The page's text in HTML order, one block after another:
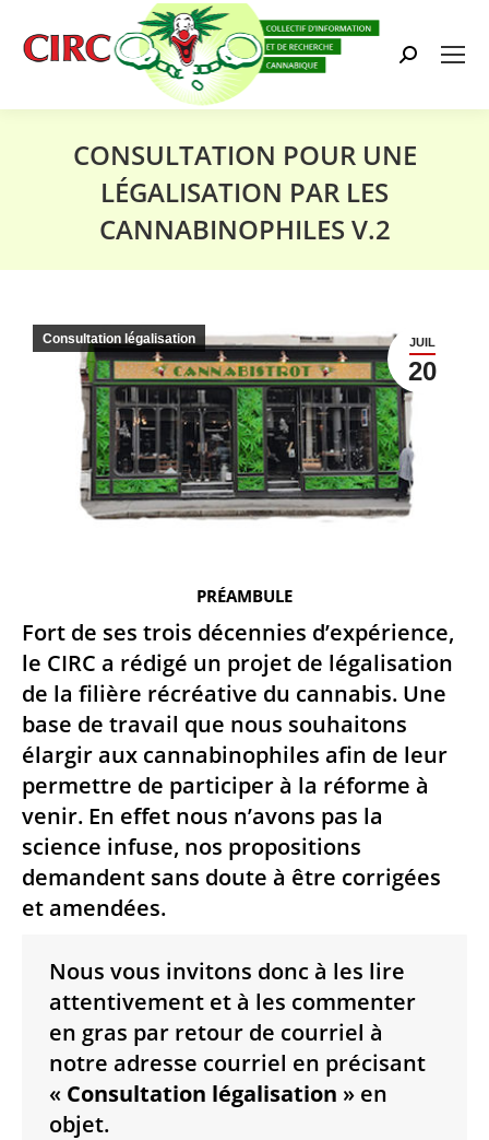
Search:
CONSULTATION POUR UNE
LÉGALISATION PAR LES
CANNABINOPHILES V.2
JUIL
20
Consultation légalisation
PRÉAMBULE
Fort de ses trois décennies d’expérience,
le CIRC a rédigé un projet de légalisation
de la filière récréative du cannabis. Une
base de travail que nous souhaitons
élargir aux cannabinophiles afin de leur
permettre de participer à la réforme à
venir. En effet nous n’avons pas la
science infuse, nos propositions
demandent sans doute à être corrigées
et amendées.
Nous vous invitons donc à les lire
attentivement et à les commenter
en gras par retour de courriel à
notre adresse courriel en précisant
« Consultation légalisation » en
objet.